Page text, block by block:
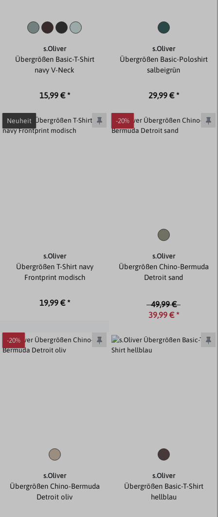
s.Oliver
Übergrößen Basic-T-Shirt
navy V-Neck
15,99 € *
s.Oliver
Übergrößen Basic-Poloshirt
salbeigrün
29,99 € *
Neuheit
s.Oliver
Übergrößen T-Shirt navy
Frontprint modisch
19,99 € *
-20%
s.Oliver
Übergrößen Chino-Bermuda
Detroit sand
49,99 €
39,99 € *
-20%
s.Oliver
Übergrößen Chino-Bermuda
Detroit oliv
s.Oliver
Übergrößen Basic-T-Shirt
hellblau